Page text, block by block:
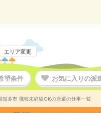
エリア変更
望条件 お気に入りの派
知多市 職種未経験OKの派遣の仕事一覧